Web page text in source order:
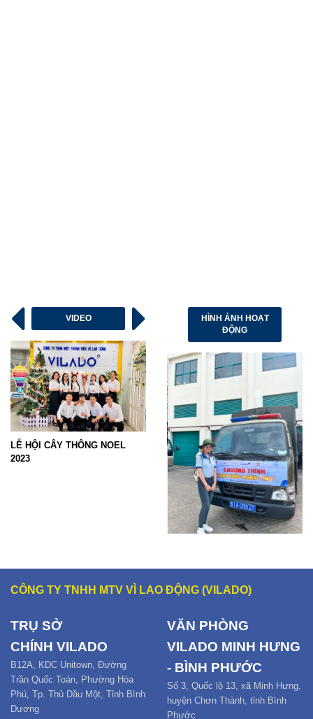
VIDEO
LỄ HỘI CÂY THÔNG NOEL
2023
NGÀY HỘI VIỆC LÀM TẠI TÂY
NINH 2023
Hội
HÌNH ẢNH HOẠT
ĐỘNG
CÔNG TY TNHH MTV VÌ LAO ĐỘNG (VILADO)
TRỤ SỞ
CHÍNH VILADO
B12A,
KDC Unitown, Đường
Trần Quốc Toản,
Phường Hòa
Phú Tp. Thủ Dầu Một, Tỉnh Bình
Dương
VĂN PHÒNG
VILADO MINH HƯNG
- BÌNH PHƯỚC
Số 3, Quốc lộ 13, xã Minh Hưng,
huyện Chơn Thành, tỉnh Bình
Phước